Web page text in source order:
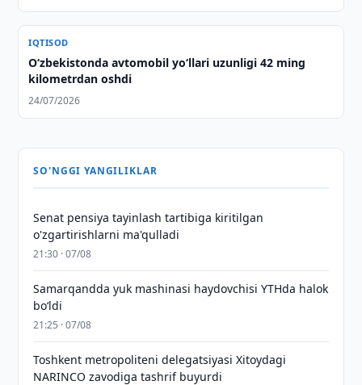
IQTISOD
O‘zbekistonda avtomobil yo‘llari uzunligi 42 ming
kilometrdan oshdi
24/07/2026
SO'NGGI YANGILIKLAR
Senat pensiya tayinlash tartibiga kiritilgan
o'zgartirishlarni ma'qulladi
21:30 · 07/08
Samarqandda yuk mashinasi haydovchisi YTHda halok
bo‘ldi
21:25 · 07/08
Toshkent metropoliteni delegatsiyasi Xitoydagi
NARINCO zavodiga tashrif buyurdi